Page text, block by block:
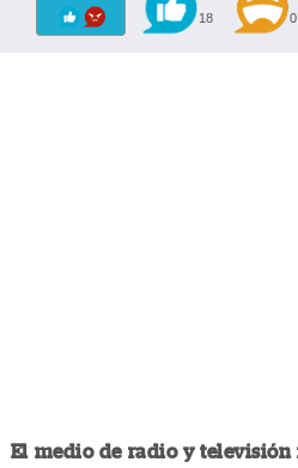
18 0
El medio de radio y televisión